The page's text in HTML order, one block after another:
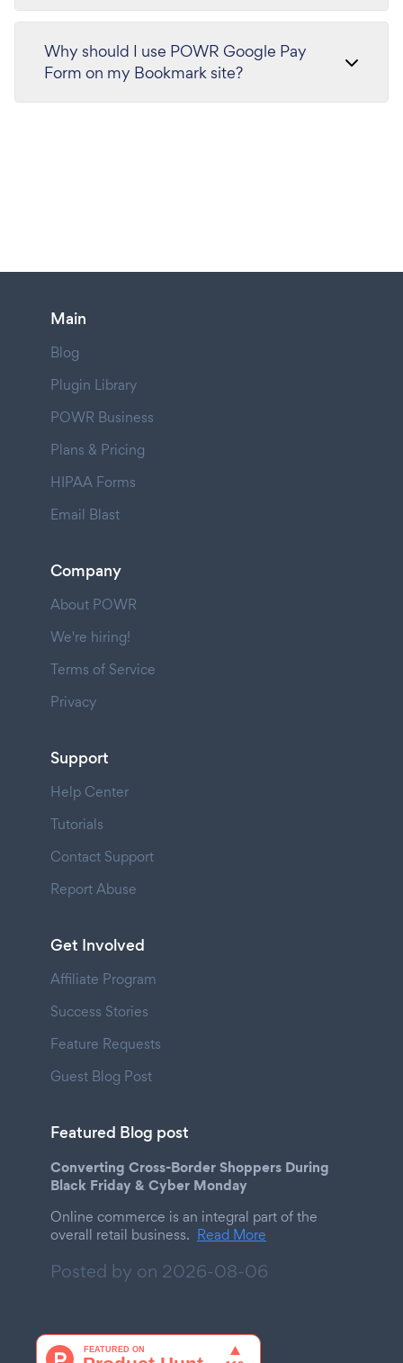
Why should I use POWR Google Pay
Form on my Bookmark site?
Main
Blog
Plugin Library
POWR Business
Plans & Pricing
HIPAA Forms
Email Blast
Company
About POWR
We're hiring!
Terms of Service
Privacy
Support
Help Center
Tutorials
Contact Support
Report Abuse
Get Involved
Affiliate Program
Success Stories
Feature Requests
Guest Blog Post
Featured Blog post
Converting Cross-Border Shoppers During
Black Friday & Cyber Monday
Online commerce is an integral part of the
overall retail business. Read More
Posted by on 2026-08-06